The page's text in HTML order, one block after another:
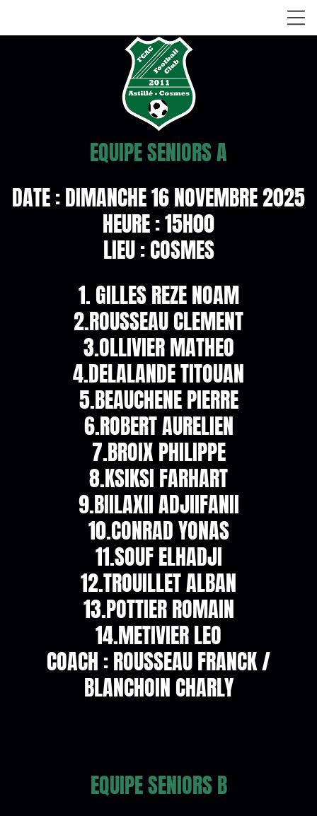
EQUIPE SENIORS A
DATE : DIMANCHE 16 NOVEMBRE 2025
HEURE : 15H00
LIEU : COSMES
1. GILLES REZE NOAM
2.ROUSSEAU CLEMENT
3.OLLIVIER MATHEO
4.DELALANDE TITOUAN
5.BEAUCHENE PIERRE
6.ROBERT AURELIEN
7.BROIX PHILIPPE
8.KSIKSI FARHART
9.BIILAXII ADJIIFANII
10.CONRAD YONAS
11.SOUF ELHADJI
12.TROUILLET ALBAN
13.POTTIER ROMAIN
14.METIVIER LEO
COACH : ROUSSEAU FRANCK /
BLANCHOIN CHARLY
EQUIPE SENIORS B